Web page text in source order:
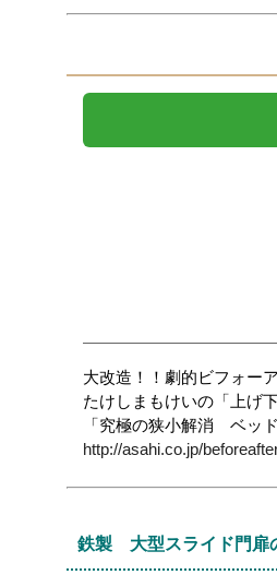
大改造！！劇的ビフォー
たけしまもけいの「上げ
「究極の狭小解消 ベッ
http://asahi.co.jp/
鉄製 大型スライド門扉